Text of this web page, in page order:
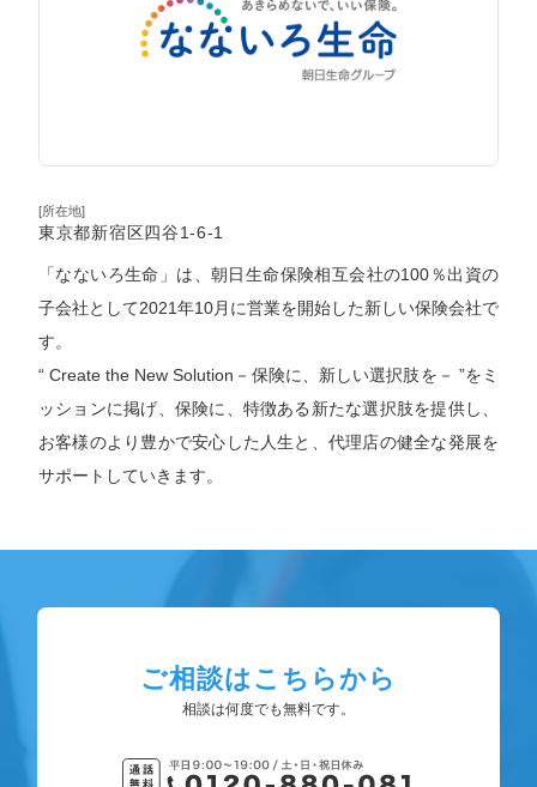
[所在地]
東京都新宿区四谷1-6-1
「なないろ生命」は、朝日生命保険相互会社の100％出資の
子会社として2021年10月に営業を開始した新しい保険会社で
す。
“ Create the New Solution－保険に、新しい選択肢を－ ”をミ
ッションに掲げ、保険に、特徴ある新たな選択肢を提供し、
お客様のより豊かで安心した人生と、代理店の健全な発展を
サポートしていきます。
ご相談はこちらから
相談は何度でも無料です。